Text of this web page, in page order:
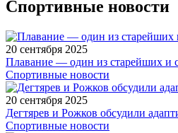
Спортивные новости
20 сентября 2025
Плавание — один из старейших и
Спортивные новости
20 сентября 2025
Дегтярев и Рожков обсудили
Спортивные новости